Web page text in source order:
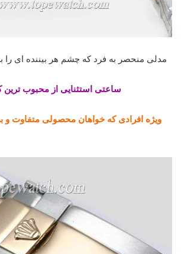
مدلی منحصر به فرد که چشم هر بیننده ای را
ساعتی استثنایی از محبوب ترین
ویژه افرادی که خواهان محصولی متفاوت و